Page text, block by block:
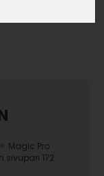
Magic Pro
sivupari 172